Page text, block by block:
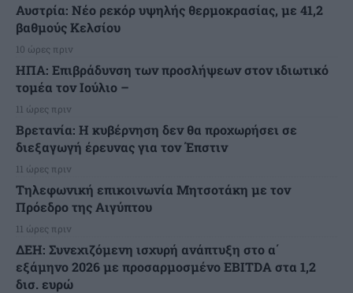
Αυστρία: Νέο ρεκόρ υψηλής θερμοκρασίας, με 41,2
βαθμούς Κελσίου
10 ώρες πριν
ΗΠΑ: Επιβράδυνση των προσλήψεων στον ιδιωτικό
τομέα τον Ιούλιο –
11 ώρες πριν
Βρετανία: Η κυβέρνηση δεν θα προχωρήσει σε
διεξαγωγή έρευνας για τον Έπστιν
11 ώρες πριν
Τηλεφωνική επικοινωνία Μητσοτάκη με τον
Πρόεδρο της Αιγύπτου
11 ώρες πριν
ΔΕΗ: Συνεχιζόμενη ισχυρή ανάπτυξη στο α΄
εξάμηνο 2026 με προσαρμοσμένο EBITDA στα 1,2
δισ. ευρώ